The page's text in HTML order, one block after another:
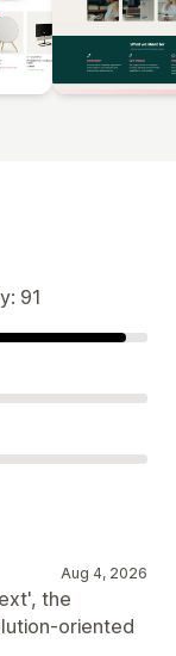
91
Aug 4, 2026
the
oriented